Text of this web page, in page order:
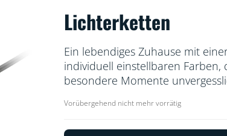
Lichterketten
Ein lebendiges Zuhause mit
individuell einstellbaren Farben,
besondere Momente
und lässt sich per WiZ-App oder
Vorübergehend nicht mehr vorrätig